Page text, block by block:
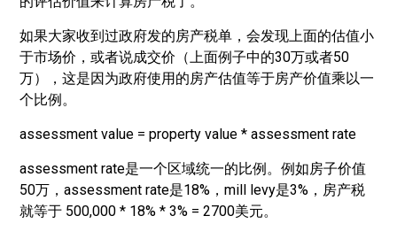
如果大家收到过政府发的房产税单，会发现上面的估值小
于市场价，或者说成交价（上面例子中的30万或者50
万），这是因为政府使用的房产估值等于房产价值乘以一
个比例。
assessment value = property value * assessment rate
assessment rate是一个区域统一的比例。例如房子价值
50万，assessment rate是18%，mill levy是3%，房产税
就等于 500,000 * 18% * 3% = 2700美元。